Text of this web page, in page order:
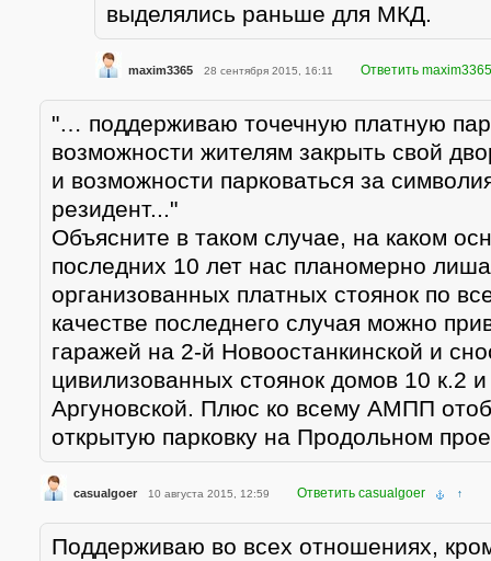
выделялись раньше для МКД.
maxim3365 28 сентября 2015, 16:11 Ответить maxim3365
"… поддерживаю точечную платную
возможности жителям закрыть свой
и возможности парковаться за
резидент..."
Объясните в таком случае, на каком
последних 10 лет нас планомерно
организованных платных стоянок по
качестве последнего случая можно
гаражей на 2-й Новоостанкинской и
цивилизованных стоянок домов 10 к.2
Аргуновской. Плюс ко всему АМПП
открытую парковку на Продольном
casualgoer 10 августа 2015, 12:59 Ответить casualgoer ↑
Поддерживаю во всех отношениях,